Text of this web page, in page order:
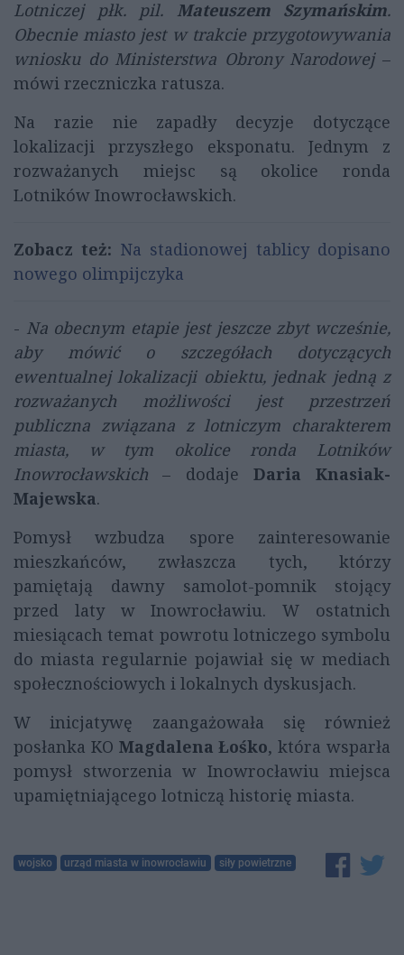
Lotniczej płk. pil. Mateuszem Szymańskim.
Obecnie miasto jest w trakcie przygotowywania
wniosku do Ministerstwa Obrony Narodowej–
mówi rzeczniczka ratusza.
Na razie nie zapadły decyzje dotyczące
lokalizacji przyszłego eksponatu. Jednym z
rozważanych miejsc są okolice ronda
Lotników Inowrocławskich.
Zobacz też: Na stadionowej tablicy dopisano
nowego olimpijczyka
- Na obecnym etapie jest jeszcze zbyt wcześnie,
aby mówić o szczegółach dotyczących
ewentualnej lokalizacji obiektu, jednak jedną z
rozważanych możliwości jest przestrzeń
publiczna związana z lotniczym charakterem
miasta, w tym okolice ronda Lotników
Inowrocławskich – dodaje Daria Knasiak-
Majewska.
Pomysł wzbudza spore zainteresowanie
mieszkańców, zwłaszcza tych, którzy
pamiętają dawny samolot-pomnik stojący
przed laty w Inowrocławiu. W ostatnich
miesiącach temat powrotu lotniczego symbolu
do miasta regularnie pojawiał się w mediach
społecznościowych i lokalnych dyskusjach.
W inicjatywę zaangażowała się również
posłanka KO Magdalena Łośko, która wsparła
pomysł stworzenia w Inowrocławiu miejsca
upamiętniającego lotniczą historię miasta.
wojsko urząd miasta w inowrocławiu siły powietrzne